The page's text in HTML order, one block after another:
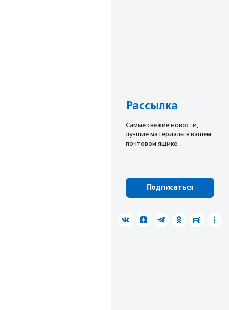
Рассылка
Cамые свежие новости,
лучшие материалы в вашем
почтовом ящике
Подписаться